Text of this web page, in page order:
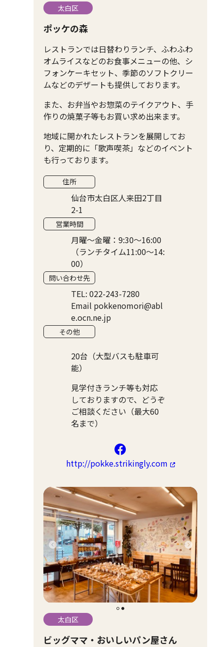
太白区
ポッケの森
レストランでは日替わりランチ、ふわふわ
オムライスなどのお食事メニューの他、シ
フォンケーキセット、季節のソフトクリー
ムなどのデザートも提供しております。
また、お弁当やお惣菜のテイクアウト、手
作りの焼菓子等もお買い求め出来ます。
地域に開かれたレストランを展開してお
り、定期的に「歌声喫茶」などのイベント
も行っております。
住所
仙台市太白区人来田2丁目
2-1
営業時間
月曜〜金曜：9:30〜16:00
（ランチタイム11:00〜14:
00）
問い合わせ先
TEL: 022-243-7280
Email pokkenomori@abl
e.ocn.ne.jp
その他
20台（大型バスも駐車可
能）
見学付きランチ等も対応
しておりますので、どうぞ
ご相談ください（最大60
名まで）
http://pokke.strikingly.com
太白区
ビッグママ・おいしいパン屋さん